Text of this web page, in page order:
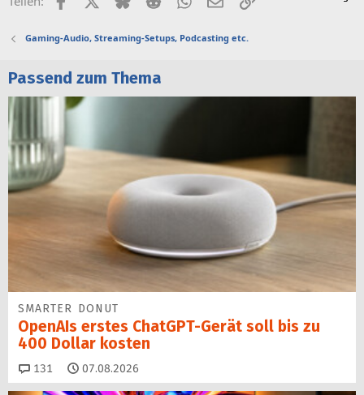
Gaming-Audio, Streaming-Setups, Podcasting etc.
Passend zum Thema
SMARTER DONUT
OpenAIs erstes ChatGPT-Gerät soll bis zu
400 Dollar kosten
131 Kommentare
07.08.2026